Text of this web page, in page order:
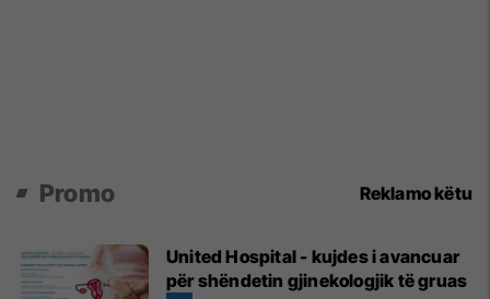
Promo Reklamo këtu
United Hospital - kujdes i avancuar
për shëndetin gjinekologjik të gruas